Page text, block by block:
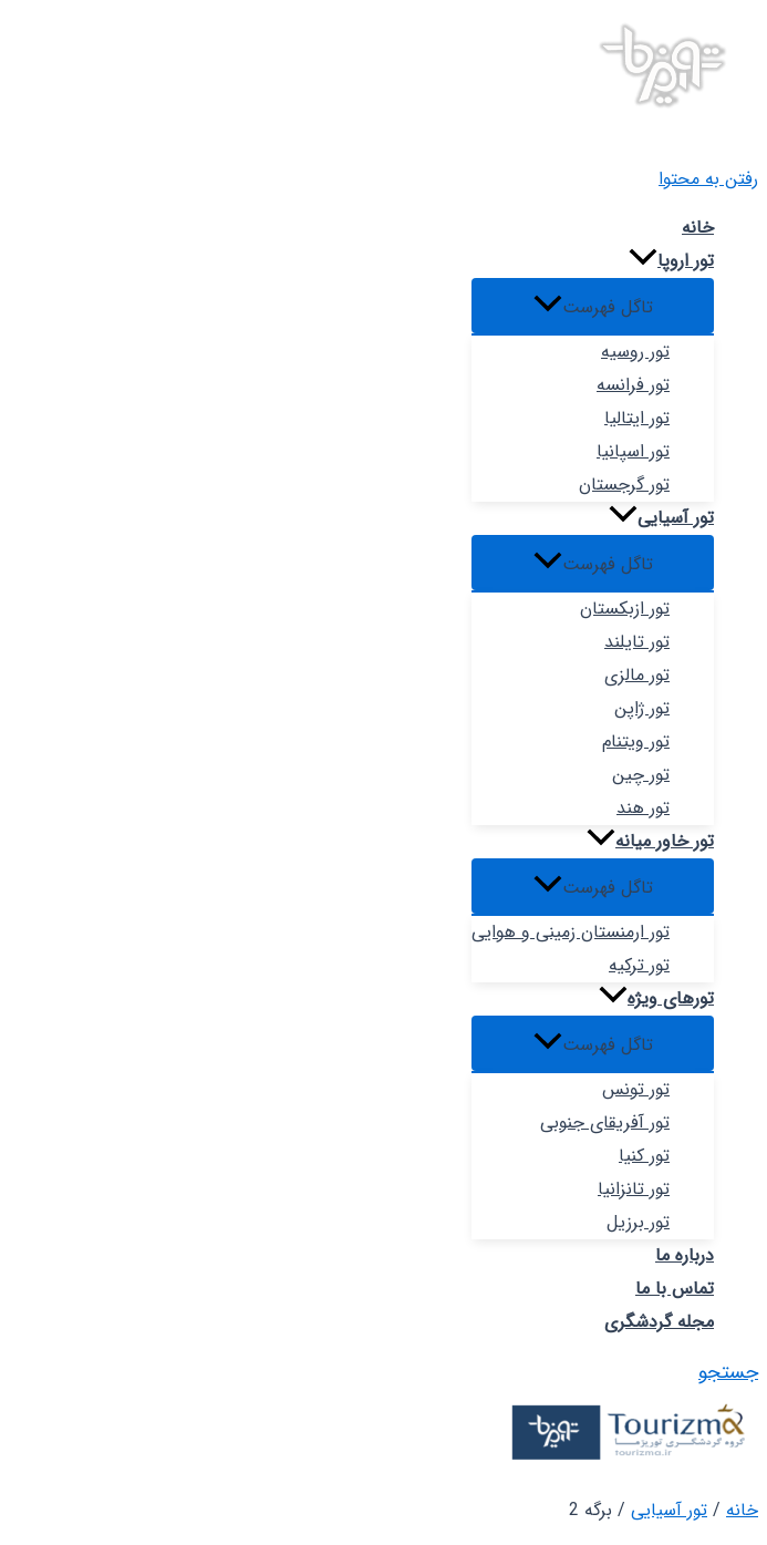
رفتن به محتوا
خانه
تور اروپا
تاگل فهرست
تور روسیه
تور فرانسه
تور ایتالیا
تور اسپانیا
تور گرجستان
تور آسیایی
تاگل فهرست
تور ازبکستان
تور تایلند
تور مالزی
تور ژاپن
تور ویتنام
تور چین
تور هند
تور خاور میانه
تاگل فهرست
تور ارمنستان زمینی و هوایی
تور ترکیه
تورهای ویژه
تاگل فهرست
تور تونس
تور آفریقای جنوبی
تور کنیا
تور تانزانیا
تور برزیل
درباره ما
تماس با ما
مجله گردشگری
جستجو
خانه / تور آسیایی / برگه 2